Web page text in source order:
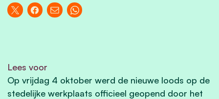
Lees voor
Op vrijdag 4 oktober werd de nieuwe loods op de
stedelijke werkplaats officieel geopend door het